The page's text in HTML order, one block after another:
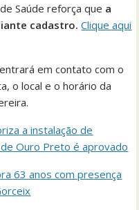
Saúde reforça que a
cadastro.Clique aqui
em contato com o
o local e o horário da
a instalação de
Ouro Preto é aprovado
63 anos com presença